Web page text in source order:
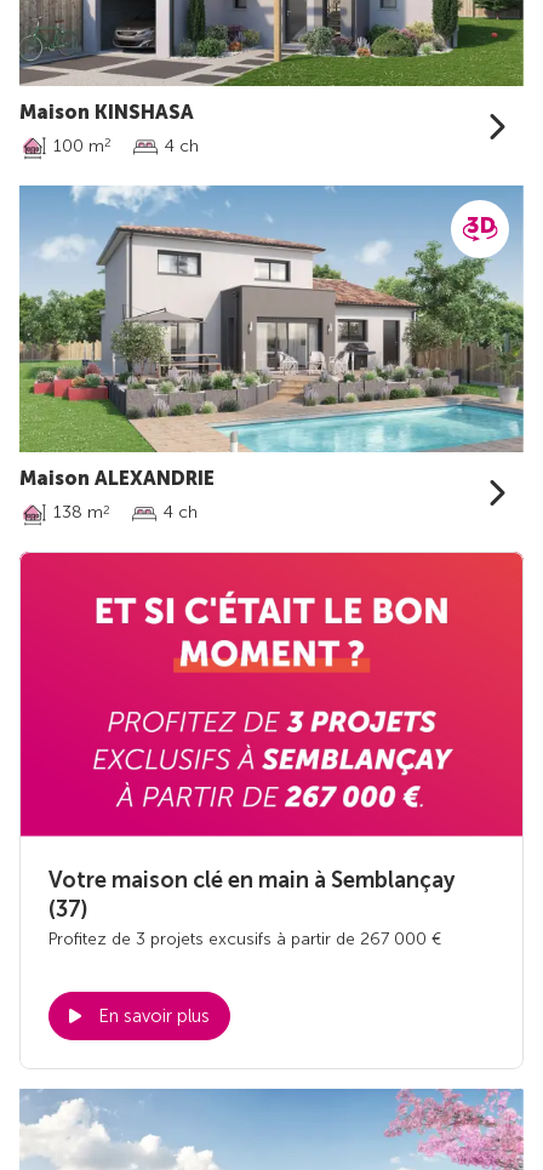
Maison KINSHASA
100 m2 4 ch
Maison ALEXANDRIE
138 m2 4 ch
Votre maison clé en main à Semblançay
(37)
Profitez de 3 projets excusifs à partir de 267 000 €
En savoir plus